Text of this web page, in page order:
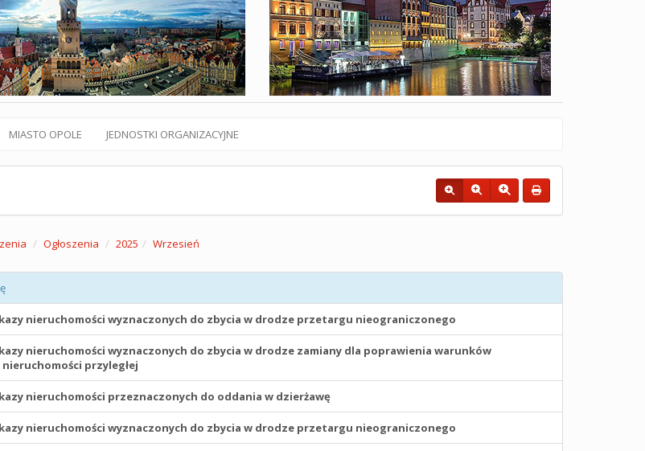
MIASTO OPOLE JEDNOSTKI ORGANIZACYJNE
Ogłoszenia 2025 Wrzesień
nieruchomości wyznaczonych do zbycia w drodze przetargu nieograniczonego
nieruchomości wyznaczonych do zbycia w drodze zamiany dla poprawienia warunków
przyległej
nieruchomości przeznaczonych do oddania w dzierżawę
nieruchomości wyznaczonych do zbycia w drodze przetargu nieograniczonego